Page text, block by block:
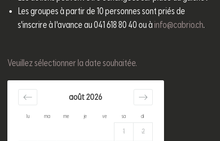
Les groupes à partir de 10 personnes sont priés de
s'inscrire à l'avance au 041 618 80 40 ou à info@cabrio.ch.
Veuillez sélectionner la date souhaitée.
lu ma me je ve sa di
août 2026
1 2